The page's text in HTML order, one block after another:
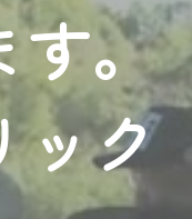
す。
ック